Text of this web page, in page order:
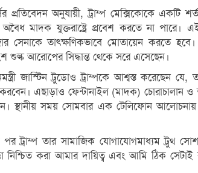
প্রতিবেদন অনুযায়ী, ট্রাম্প মেক্সিকোকে একটি
মাদক যুক্তরাষ্ট্রে প্রবেশ করতে না পারে।
সেনাকে তাৎক্ষণিকভাবে মোতায়েন করতে হবে।
শুল্ক আরোপের সিদ্ধান্ত থেকে সরে এসেছেন।
জাস্টিন ট্রুডোও ট্রাম্পকে আশ্বস্ত করেছেন যে,
এছাড়াও ফেন্টানাইল (মাদক) চোরাচালান ও
স্থানীয় সময় সোমবার এক টেলিফোন আলোচনায়
ট্রাম্প তার সামাজিক যোগাযোগমাধ্যম ট্রুথ
নিশ্চিত করা আমার দায়িত্ব এবং আমি ঠিক